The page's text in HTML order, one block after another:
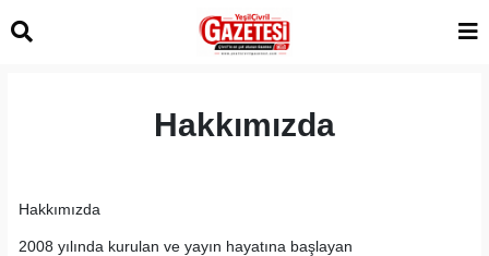
Hakkımızda
Hakkımızda
2008 yılında kurulan ve yayın hayatına başlayan